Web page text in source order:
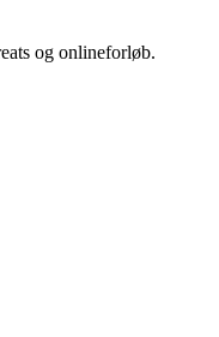
og onlineforløb.